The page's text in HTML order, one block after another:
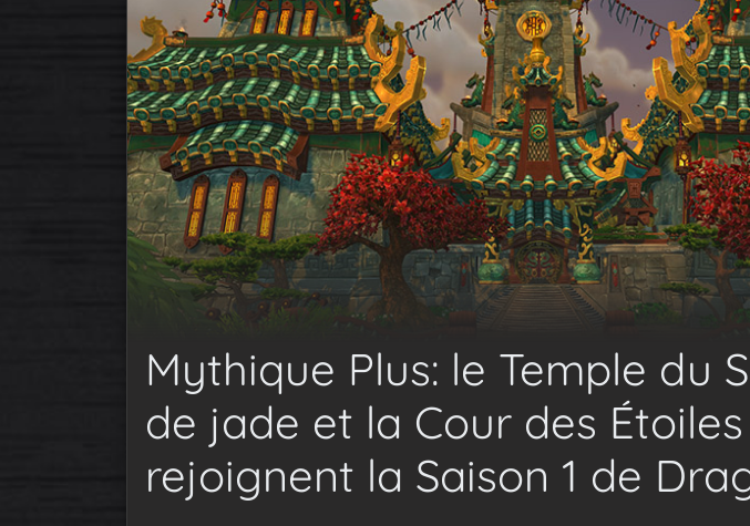
Mythique Plus: le Temple du
de jade et la Cour des Étoiles
rejoignent la Saison 1 de